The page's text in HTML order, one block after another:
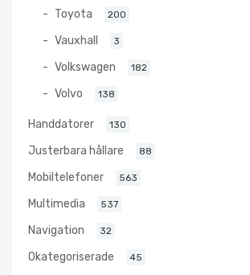
Toyota 200
Vauxhall 3
Volkswagen 182
Volvo 138
Handdatorer 130
Justerbara hållare 88
Mobiltelefoner 563
Multimedia 537
Navigation 32
Okategoriserade 45